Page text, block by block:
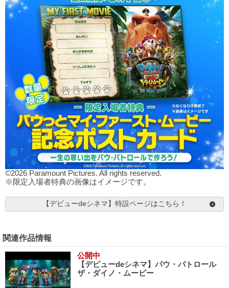
©2026 Paramount Pictures. All rights reserved.
※限定入場者特典の画像はイメージです。
【デビューdeシネマ】特設ページはこちら！
関連作品情報
公開中
【デビューdeシネマ】パウ・パトロール
ザ・ダイノ・ムービー